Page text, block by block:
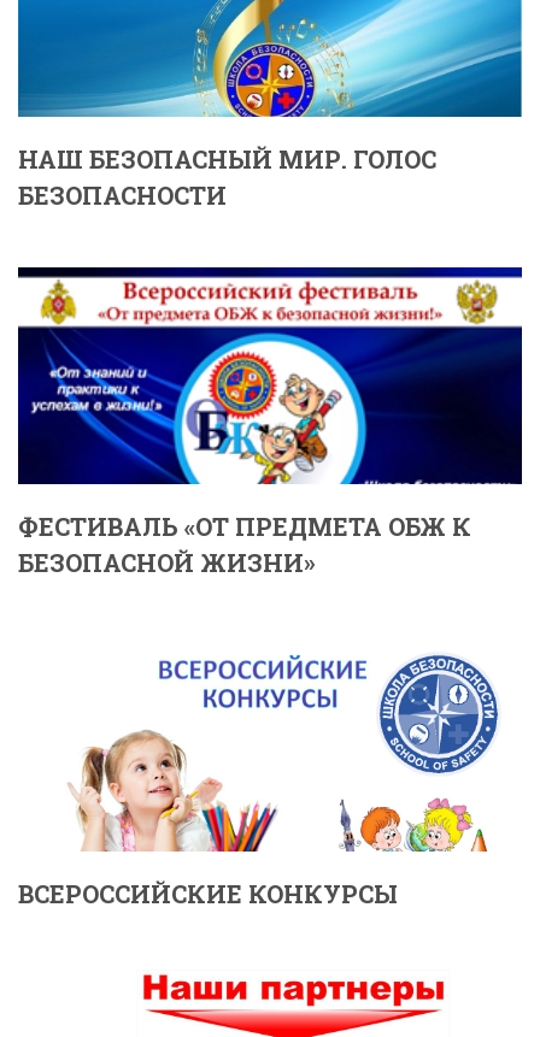
НАШ БЕЗОПАСНЫЙ МИР. ГОЛОС
БЕЗОПАСНОСТИ
ФЕСТИВАЛЬ «ОТ ПРЕДМЕТА ОБЖ К
БЕЗОПАСНОЙ ЖИЗНИ»
ВСЕРОССИЙСКИЕ КОНКУРСЫ